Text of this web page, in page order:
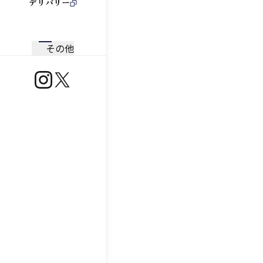
デリバリー
その他
https://www.instagram.com/ootoya.jp/
https://x.com/ootoya_gohan